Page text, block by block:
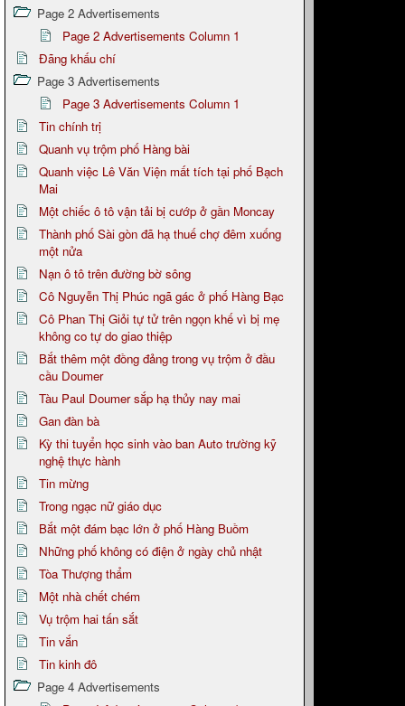
Page 2 Advertisements
Page 2 Advertisements Column 1
Đãng khấu chí
Page 3 Advertisements
Page 3 Advertisements Column 1
Tin chính trị
Quanh vụ trộm phố Hàng bài
Quanh việc Lê Văn Viện mất tích tại phố Bạch
Mai
Một chiếc ô tô vận tải bị cướp ở gần Moncay
Thành phố Sài gòn đã hạ thuế chợ đêm xuống
một nửa
Nạn ô tô trên đường bờ sông
Cô Nguyễn Thị Phúc ngã gác ở phố Hàng Bạc
Cô Phan Thị Giỏi tự tử trên ngọn khế vì bị mẹ
không co tự do giao thiệp
Bắt thêm một đồng đảng trong vụ trộm ở đầu
cầu Doumer
Tàu Paul Doumer sắp hạ thủy nay mai
Gan đàn bà
Kỳ thi tuyển học sinh vào ban Auto trường kỹ
nghệ thực hành
Tin mừng
Trong ngạc nữ giáo dục
Bắt một đám bạc lớn ở phố Hàng Buồm
Những phố không có điện ở ngày chủ nhật
Tòa Thượng thẩm
Một nhà chết chém
Vụ trộm hai tấn sắt
Tin vắn
Tin kinh đô
Page 4 Advertisements